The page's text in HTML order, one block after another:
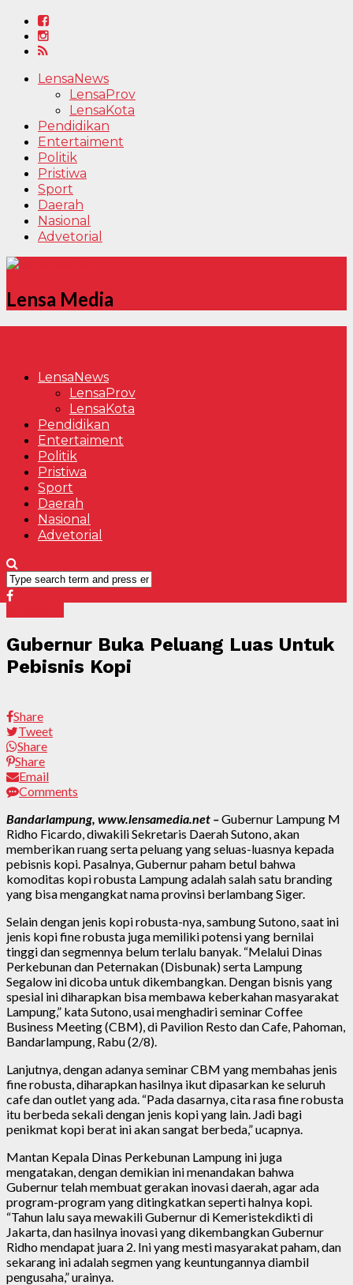
LensaNews
LensaProv
LensaKota
Pendidikan
Entertaiment
Politik
Pristiwa
Sport
Daerah
Nasional
Advetorial
Lensa Media
LensaNews
LensaProv
LensaKota
Pendidikan
Entertaiment
Politik
Pristiwa
Sport
Daerah
Nasional
Advetorial
Gubernur Buka Peluang Luas Untuk
Pebisnis Kopi
Share
Tweet
Share
Share
Email
Comments
Bandarlampung, www.lensamedia.net –Gubernur Lampung M
Ridho Ficardo, diwakili Sekretaris Daerah Sutono, akan
memberikan ruang serta peluang yang seluas-luasnya kepada
pebisnis kopi. Pasalnya, Gubernur paham betul bahwa
komoditas kopi robusta Lampung adalah salah satu branding
yang bisa mengangkat nama provinsi berlambang Siger.
Selain dengan jenis kopi robusta-nya, sambung Sutono, saat ini
jenis kopi fine robusta juga memiliki potensi yang bernilai
tinggi dan segmennya belum terlalu banyak. “Melalui Dinas
Perkebunan dan Peternakan (Disbunak) serta Lampung
Segalow ini dicoba untuk dikembangkan. Dengan bisnis yang
spesial ini diharapkan bisa membawa keberkahan masyarakat
Lampung,” kata Sutono, usai menghadiri seminar Coffee
Business Meeting (CBM), di Pavilion Resto dan Cafe, Pahoman,
Bandarlampung, Rabu (2/8).
Lanjutnya, dengan adanya seminar CBM yang membahas jenis
fine robusta, diharapkan hasilnya ikut dipasarkan ke seluruh
cafe dan outlet yang ada. “Pada dasarnya, cita rasa fine robusta
itu berbeda sekali dengan jenis kopi yang lain. Jadi bagi
penikmat kopi berat ini akan sangat berbeda,” ucapnya.
Mantan Kepala Dinas Perkebunan Lampung ini juga
mengatakan, dengan demikian ini menandakan bahwa
Gubernur telah membuat gerakan inovasi daerah, agar ada
program-program yang ditingkatkan seperti halnya kopi.
“Tahun lalu saya mewakili Gubernur di Kemeristekdikti di
Jakarta, dan hasilnya inovasi yang dikembangkan Gubernur
Ridho mendapat juara 2. Ini yang mesti masyarakat paham, dan
sekarang ini adalah segmen yang keuntungannya diambil
pengusaha,” urainya.